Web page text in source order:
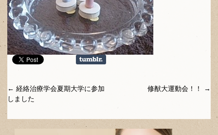
Post navigation
← 経絡治療学会夏期大学に参加
しました
修猷大運動会！！ →